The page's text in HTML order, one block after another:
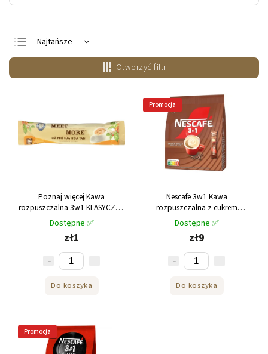
Najtańsze
Najdroższe
Otworzyć filtr
Poznaj więcej Kawa
rozpuszczalna 3w1 KLASYCZNA
18 g
Dostępne ✅
zł1
Do koszyka
Promocja
Nescafe 3w1 Kawa
rozpuszczalna z cukrem
trzcinowym 10x16,5g
Dostępne ✅
zł9
Do koszyka
Promocja